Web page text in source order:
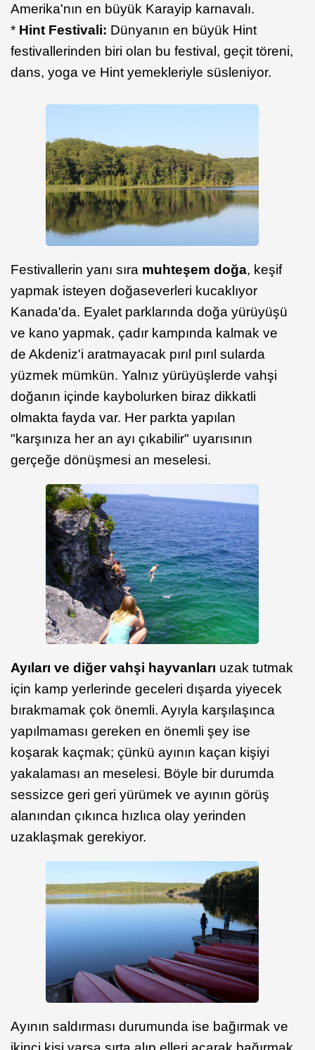
Amerika'nın en büyük Karayip karnavalı.
* Hint Festivali: Dünyanın en büyük Hint
festivallerinden biri olan bu festival, geçit töreni,
dans, yoga ve Hint yemekleriyle süsleniyor.
Festivallerin yanı sıra muhteşem doğa, keşif
yapmak isteyen doğaseverleri kucaklıyor
Kanada'da. Eyalet parklarında doğa yürüyüşü
ve kano yapmak, çadır kampında kalmak ve
de Akdeniz'i aratmayacak pırıl pırıl sularda
yüzmek mümkün. Yalnız yürüyüşlerde vahşi
doğanın içinde kaybolurken biraz dikkatli
olmakta fayda var. Her parkta yapılan
"karşınıza her an ayı çıkabilir" uyarısının
gerçeğe dönüşmesi an meselesi.
Ayıları ve diğer vahşi hayvanları uzak tutmak
için kamp yerlerinde geceleri dışarda yiyecek
bırakmamak çok önemli. Ayıyla karşılaşınca
yapılmaması gereken en önemli şey ise
koşarak kaçmak; çünkü ayının kaçan kişiyi
yakalaması an meselesi. Böyle bir durumda
sessizce geri geri yürümek ve ayının görüş
alanından çıkınca hızlıca olay yerinden
uzaklaşmak gerekiyor.
Ayının saldırması durumunda ise bağırmak ve